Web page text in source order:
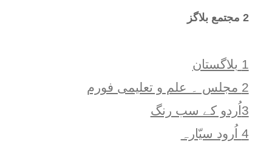
2 مجتمع بلاگز
1 بلاگستان
2 مجلس ۔ علم و تعلیمی فورم
3اُردو کے سب رنگ
4 اُرود سیّارہ